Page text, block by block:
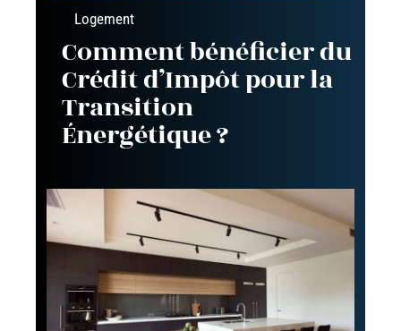
Logement
Comment bénéficier du
Crédit d’Impôt pour la
Transition
Énergétique ?